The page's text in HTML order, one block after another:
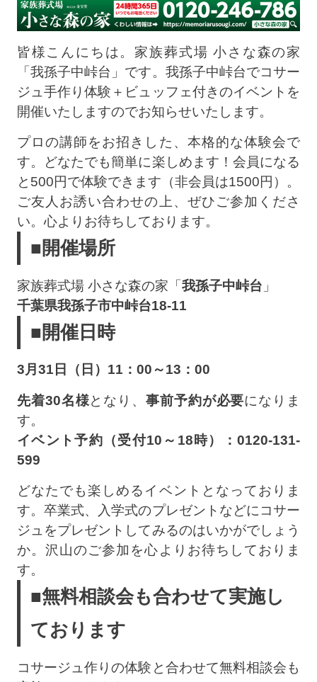
皆様こんにちは。家族葬式場 小さな森の家
「我孫子中峠台」です。我孫子中峠台でコサー
ジュ手作り体験＋ビュッフェ付きのイベントを
開催いたしますのでお知らせいたします。
プロの講師をお招きした、本格的な体験会で
す。どなたでも簡単に楽しめます！会員になる
と500円で体験できます（非会員は1500円）。
ご友人お誘い合わせの上、ぜひご参加くださ
い。心よりお待ちしております。
■開催場所
家族葬式場 小さな森の家「 我孫子中峠台 」
千葉県我孫子市中峠台18-11
■開催日時
3月31日（日）11：00～13：00
先着30名様となり、事前予約が必要になりま
す。
イベント予約（受付10～18時）：0120-131-
599
どなたでも楽しめるイベントとなっておりま
す。卒業式、入学式のプレゼントなどにコサー
ジュをプレゼントしてみるのはいかがでしょう
か。沢山のご参加を心よりお待ちしておりま
す。
■無料相談会も合わせて実施し
ております
コサージュ作りの体験と合わせて無料相談会も